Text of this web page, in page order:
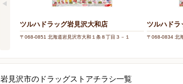
ツルハドラッグ岩見沢大和店
〒068-0851 北海道岩見沢市大和１条８丁目３－１
ツルハドラ
〒068-0834 北
岩見沢市のドラッグストアチラシ一覧